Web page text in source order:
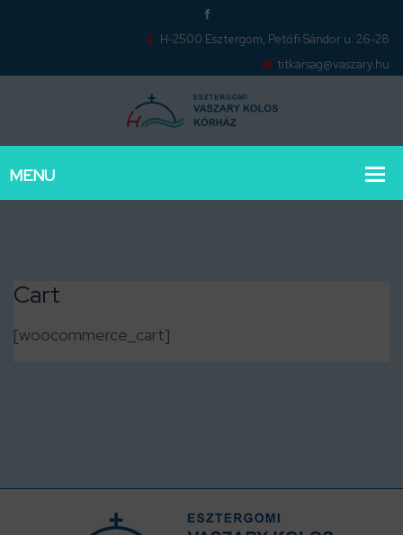
H-2500 Esztergom, Petőfi Sándor u. 26-28
titkarsag@vaszary.hu
Cart
[woocommerce_cart]